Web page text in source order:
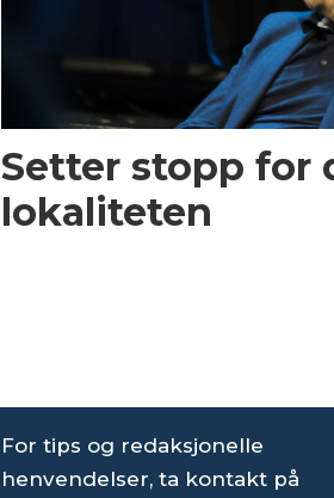
Setter stopp for
lokaliteten
For tips og redaksjonelle
henvendelser, ta kontakt på